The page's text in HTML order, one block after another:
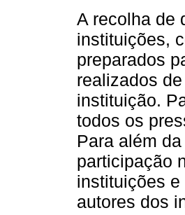
A recolha de
instituições,
preparados
realizados
instituição.
todos os
Para além
participação
instituições
autores dos